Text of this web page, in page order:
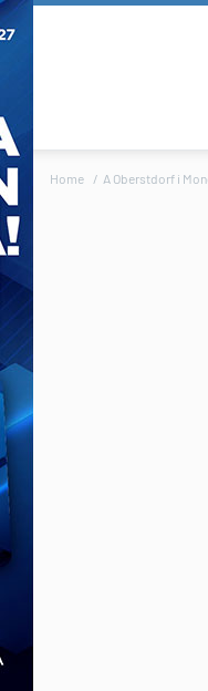
Home A Oberstdorf i